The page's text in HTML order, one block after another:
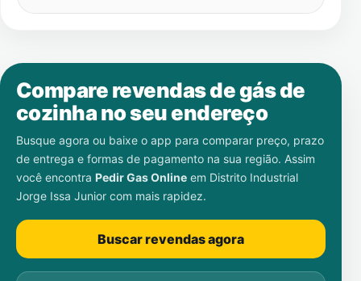
Compare revendas de gás de
cozinha no seu endereço
Busque agora ou baixe o app para comparar preço, prazo
de entrega e formas de pagamento na sua região. Assim
você encontra Pedir Gas Online em Distrito Industrial
Jorge Issa Junior com mais rapidez.
Buscar revendas agora